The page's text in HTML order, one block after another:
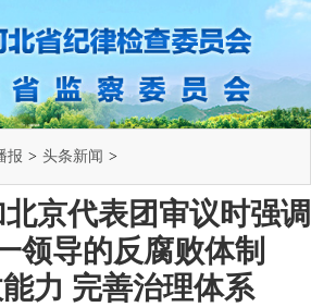
报 > 头条新闻 >
京代表团审议时强调
领导的反腐败体制
力 完善治理体系